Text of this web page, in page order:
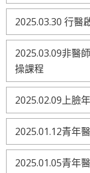
2025.03.30 行醫
2025.03.09非醫
操課程
2025.02.09上臉
2025.01.12青年
2025.01.05青年